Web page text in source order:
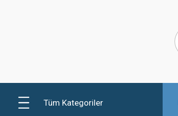
Tüm Kategoriler